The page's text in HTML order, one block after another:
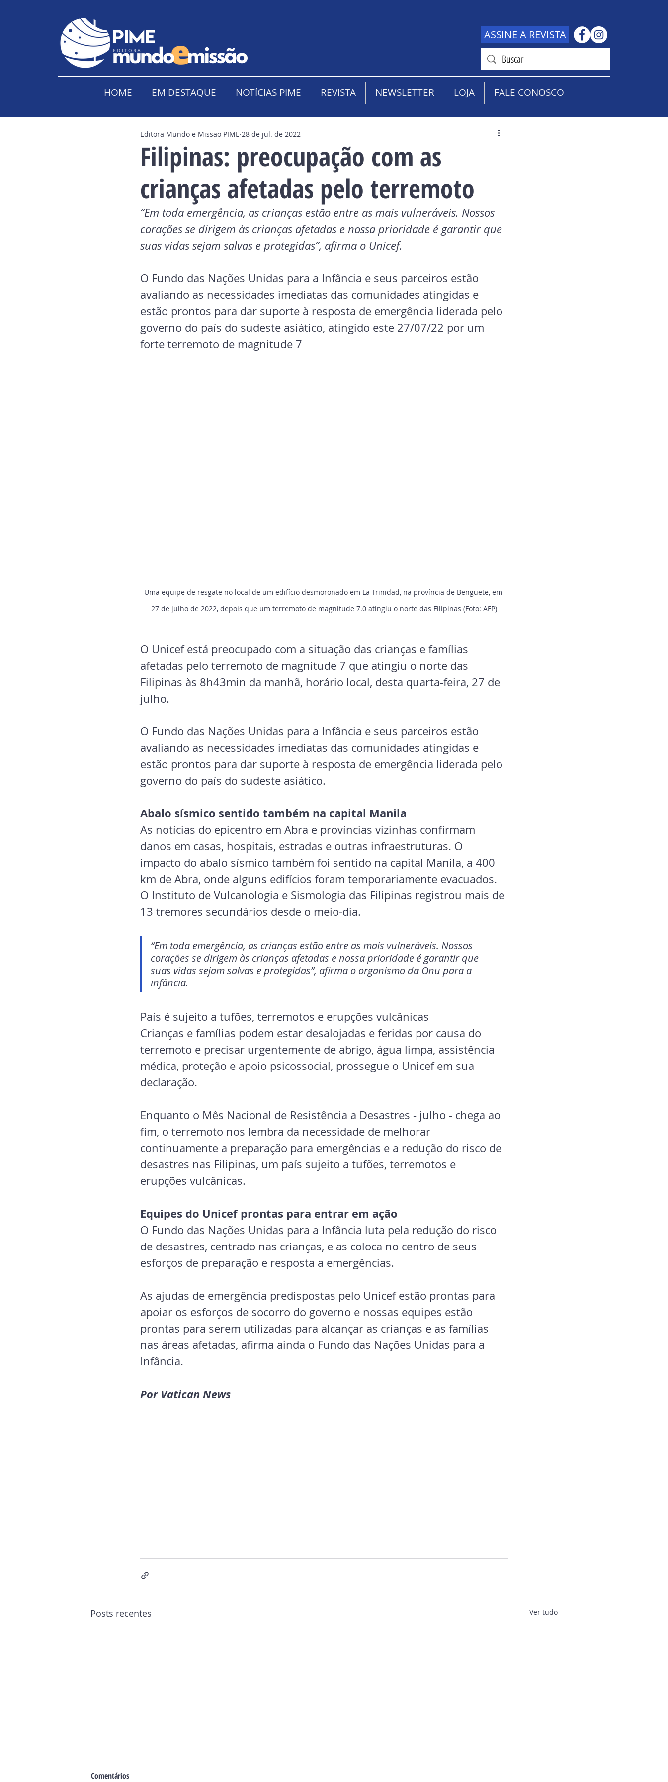
ASSINE A REVISTA
HOME EM DESTAQUE NOTÍCIAS PIME REVISTA NEWSLETTER LOJA FALE CONOSCO
Filipinas: preocupação com as
crianças afetadas pelo terremoto
Editora Mundo e Missão PIME 28 de jul. de 2022
“Em toda emergência, as crianças estão entre as mais vulneráveis. Nossos
corações se dirigem às crianças afetadas e nossa prioridade é garantir que
suas vidas sejam salvas e protegidas”, afirma o Unicef.
O Fundo das Nações Unidas para a Infância e seus parceiros estão
avaliando as necessidades imediatas das comunidades atingidas e
estão prontos para dar suporte à resposta de emergência liderada pelo
governo do país do sudeste asiático, atingido este 27/07/22 por um
forte terremoto de magnitude 7
Uma equipe de resgate no local de um edifício desmoronado em La Trinidad, na província de Benguete, em
27 de julho de 2022, depois que um terremoto de magnitude 7.0 atingiu o norte das Filipinas (Foto: AFP)
O Unicef está preocupado com a situação das crianças e famílias
afetadas pelo terremoto de magnitude 7 que atingiu o norte das
Filipinas às 8h43min da manhã, horário local, desta quarta-feira, 27 de
julho.
O Fundo das Nações Unidas para a Infância e seus parceiros estão
avaliando as necessidades imediatas das comunidades atingidas e
estão prontos para dar suporte à resposta de emergência liderada pelo
governo do país do sudeste asiático.
Abalo sísmico sentido também na capital Manila
As notícias do epicentro em Abra e províncias vizinhas confirmam
danos em casas, hospitais, estradas e outras infraestruturas. O
impacto do abalo sísmico também foi sentido na capital Manila, a 400
km de Abra, onde alguns edifícios foram temporariamente evacuados.
O Instituto de Vulcanologia e Sismologia das Filipinas registrou mais de
13 tremores secundários desde o meio-dia.
“Em toda emergência, as crianças estão entre as mais vulneráveis. Nossos
corações se dirigem às crianças afetadas e nossa prioridade é garantir que
suas vidas sejam salvas e protegidas”, afirma o organismo da Onu para a
infância.
País é sujeito a tufões, terremotos e erupções vulcânicas
Crianças e famílias podem estar desalojadas e feridas por causa do
terremoto e precisar urgentemente de abrigo, água limpa, assistência
médica, proteção e apoio psicossocial, prossegue o Unicef em sua
declaração.
Enquanto o Mês Nacional de Resistência a Desastres - julho - chega ao
fim, o terremoto nos lembra da necessidade de melhorar
continuamente a preparação para emergências e a redução do risco de
desastres nas Filipinas, um país sujeito a tufões, terremotos e
erupções vulcânicas.
Equipes do Unicef prontas para entrar em ação
O Fundo das Nações Unidas para a Infância luta pela redução do risco
de desastres, centrado nas crianças, e as coloca no centro de seus
esforços de preparação e resposta a emergências.
As ajudas de emergência predispostas pelo Unicef estão prontas para
apoiar os esforços de socorro do governo e nossas equipes estão
prontas para serem utilizadas para alcançar as crianças e as famílias
nas áreas afetadas, afirma ainda o Fundo das Nações Unidas para a
Infância.
Por Vatican News
Posts recentes Ver tudo
Comentários